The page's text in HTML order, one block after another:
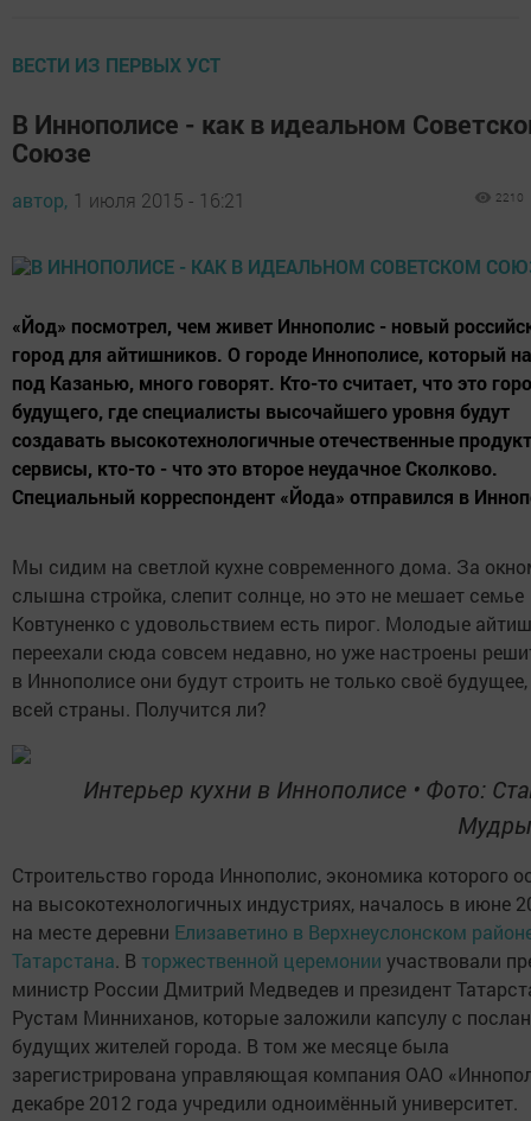
ВЕСТИ ИЗ ПЕРВЫХ УСТ
В Иннополисе - как в идеальном
Союзе
автор, 1 июля 2015 - 16:21 2210
«Йод» посмотрел, чем живет Иннополис - новый
город для айтишников. О городе Иннополисе, который
под Казанью, много говорят. Кто-то считает, что это
будущего, где специалисты высочайшего уровня будут
создавать высокотехнологичные отечественные
сервисы, кто-то - что это второе неудачное Сколково.
Специальный корреспондент «Йода» отправился в
Мы сидим на светлой кухне современного дома. За
слышна стройка, слепит солнце, но это не мешает семье
Ковтуненко с удовольствием есть пирог. Молодые
переехали сюда совсем недавно, но уже настроены
в Иннополисе они будут строить не только своё
всей страны. Получится ли?
Интерьер кухни в Иннополисе • Фото:
Строительство города Иннополис, экономика которого
на высокотехнологичных индустриях, началось в июне
на месте деревни Елизаветино в Верхнеуслонском
Татарстана. В торжественной церемонии участвовали
министр России Дмитрий Медведев и президент
Рустам Минниханов, которые заложили капсулу с
будущих жителей города. В том же месяце была
зарегистрирована управляющая компания ОАО
декабре 2012 года учредили одноимённый университет.